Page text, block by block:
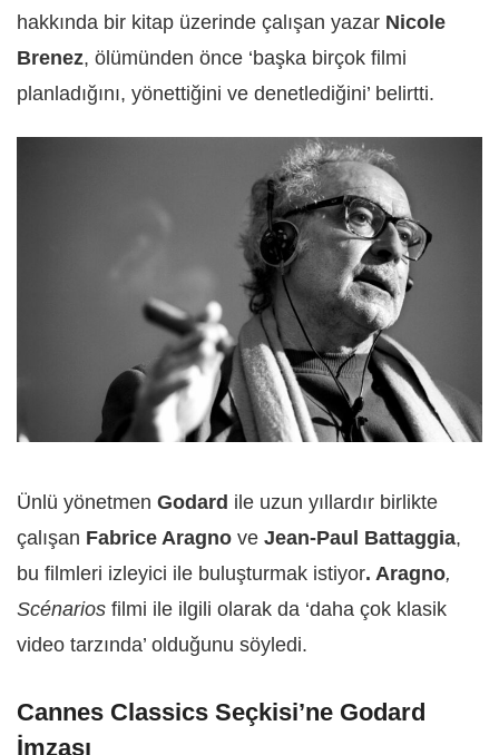
hakkında bir kitap üzerinde çalışan yazar Nicole
Brenez, ölümünden önce ‘başka birçok filmi
planladığını, yönettiğini ve denetlediğini’ belirtti.
Ünlü yönetmen Godard ile uzun yıllardır birlikte
çalışan Fabrice Aragno ve Jean-Paul Battaggia,
bu filmleri izleyici ile buluşturmak istiyor. Aragno,
Scénarios filmi ile ilgili olarak da ‘daha çok klasik
video tarzında’ olduğunu söyledi.
Cannes Classics Seçkisi’ne Godard
İmzası